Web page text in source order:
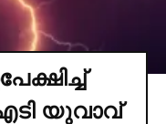
ഐടി യുവാവ്